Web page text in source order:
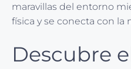
maravillas del entorno
física y se conecta con la
Descubre